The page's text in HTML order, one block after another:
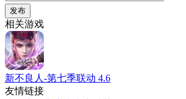
发布
相关游戏
新不良人-第七季联动 4.6
友情链接